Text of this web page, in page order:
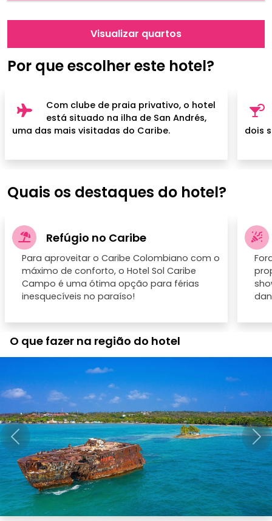
Por que escolher este hotel?
Com clube de praia privativo, o hotel
está situado na ilha de San Andrés,
uma das mais visitadas do Caribe.
dois
Visualizar quartos
Quais os destaques do hotel?
Refúgio no Caribe
Para aproveitar o Caribe Colombiano com o
máximo de conforto, o Hotel Sol Caribe
Campo é uma ótima opção para férias
inesquecíveis no paraíso!
O que fazer na região do hotel
Anterior